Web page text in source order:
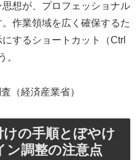
想が、プロフェッショナル
作業領域を広く確保するた
するショートカット（Ctrl
。
（経済産業省）
けの手順とぼやけ
ン調整の注意点